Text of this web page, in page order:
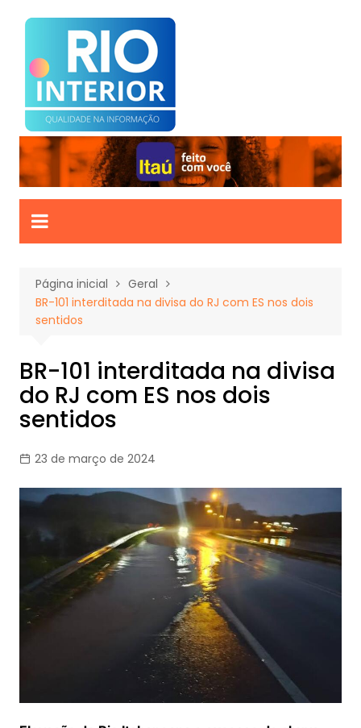
para
conteúdo
Página inicial
Geral
BR-101 interditada na divisa do RJ com ES nos dois
sentidos
BR-101 interditada na divisa
do RJ com ES nos dois
sentidos
23 de março de 2024